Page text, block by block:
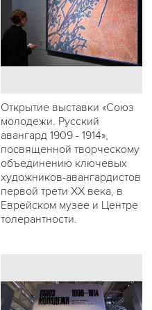
Открытие выставки «Союз
молодежи. Русский
авангард 1909 - 1914»,
посвященной творческому
объединению ключевых
художников-авангардистов
первой трети ХХ века, в
Еврейском музее и Центре
толерантности.